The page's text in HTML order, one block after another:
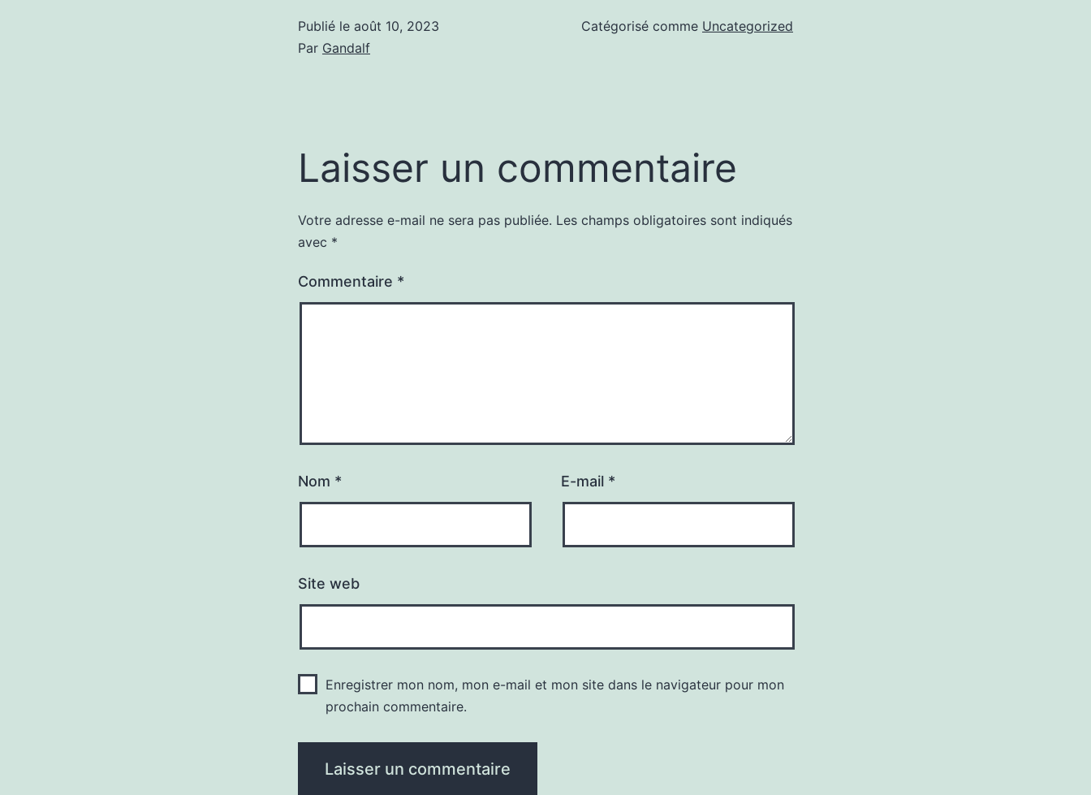
Publié le août 10, 2023
Par Gandalf
Catégorisé comme Uncategorized
Laisser un commentaire
Votre adresse e-mail ne sera pas publiée. Les champs obligatoires sont indiqués
avec *
Commentaire *
Nom * E-mail *
Site web
Enregistrer mon nom, mon e-mail et mon site dans le navigateur pour mon
prochain commentaire.